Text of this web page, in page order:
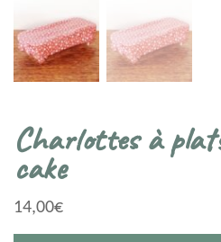
Charlottes à
cake
14,00€